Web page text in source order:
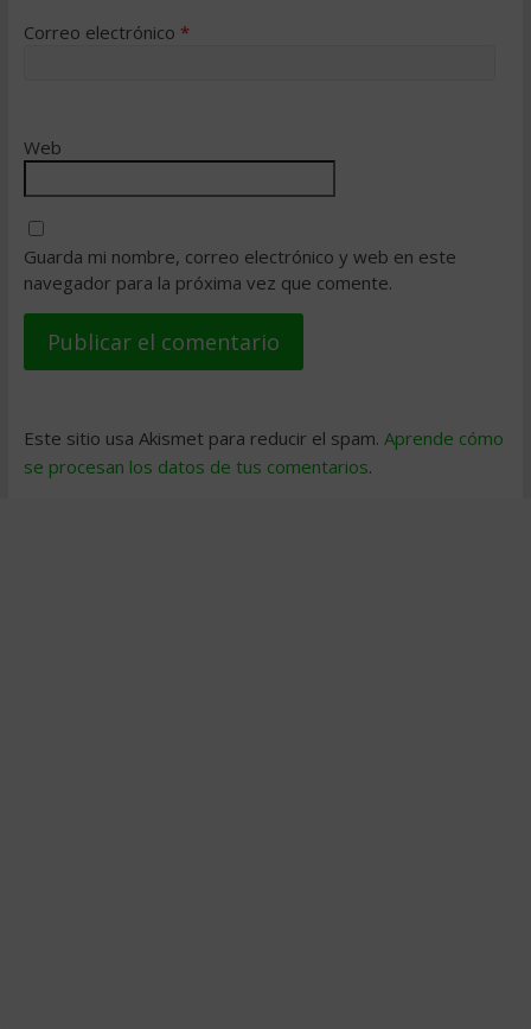
Correo electrónico *
Web
Guarda mi nombre, correo electrónico y web en este
navegador para la próxima vez que comente.
Este sitio usa Akismet para reducir el spam. Aprende cómo
se procesan los datos de tus comentarios.